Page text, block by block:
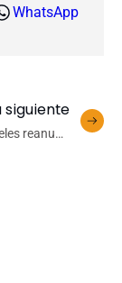
WhatsApp
siguiente
reanudó